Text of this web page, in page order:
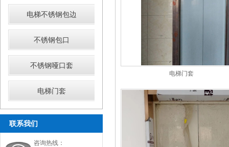
电梯门套
电梯不锈钢包边
不锈钢包口
不锈钢哑口套
电梯门套
联系我们
咨询热线：